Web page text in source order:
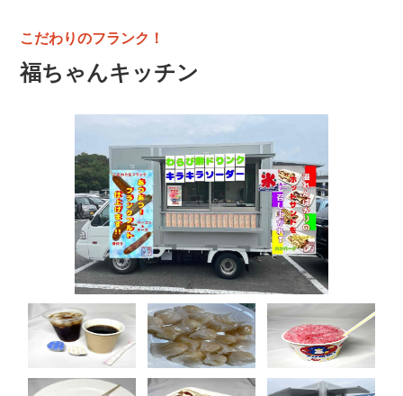
こだわりのフランク！
福ちゃんキッチン